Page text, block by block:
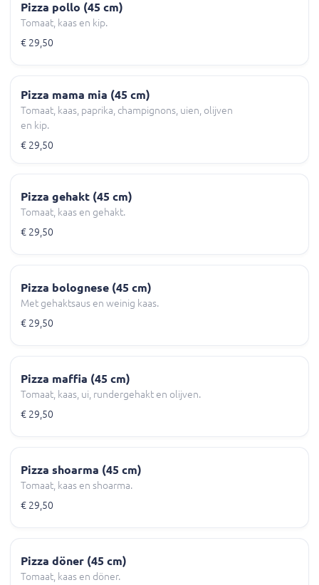
Pizza pollo (45 cm)
Tomaat, kaas en kip.
€ 29,50
Pizza mama mia (45 cm)
Tomaat, kaas, paprika, champignons, uien, olijven
en kip.
€ 29,50
Pizza gehakt (45 cm)
Tomaat, kaas en gehakt.
€ 29,50
Pizza bolognese (45 cm)
Met gehaktsaus en weinig kaas.
€ 29,50
Pizza maffia (45 cm)
Tomaat, kaas, ui, rundergehakt en olijven.
€ 29,50
Pizza shoarma (45 cm)
Tomaat, kaas en shoarma.
€ 29,50
Pizza döner (45 cm)
Tomaat, kaas en döner.